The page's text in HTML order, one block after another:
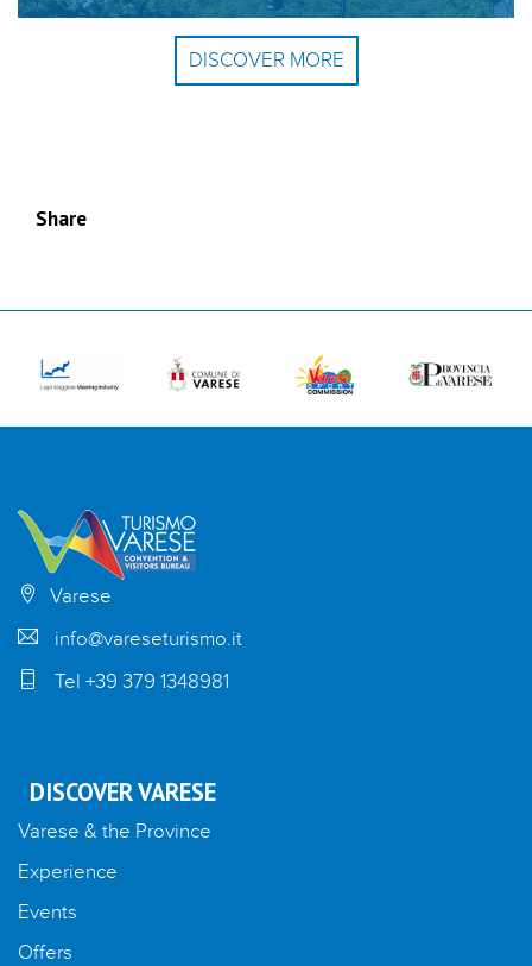
DISCOVER MORE
Share
Varese
info@vareseturismo.it
Tel +39 379 1348981
DISCOVER VARESE
Varese & the Province
Experience
Events
Offers